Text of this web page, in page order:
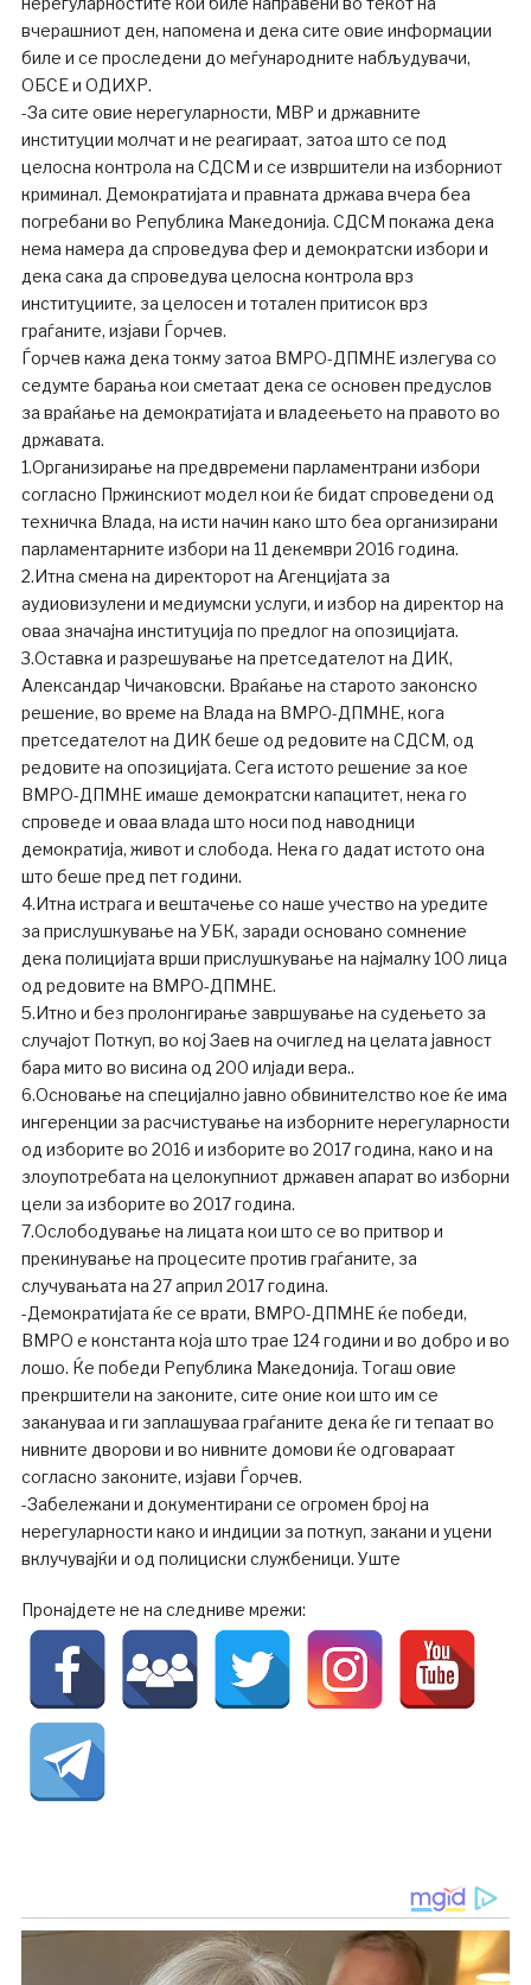
вчерашниот ден, напомена и дека сите овие информации
биле и се проследени до меѓународните набљудувачи,
ОБСЕ и ОДИХР.
-За сите овие нерегуларности, МВР и државните
институции молчат и не реагираат, затоа што се под
целосна контрола на СДСМ и се извршители на изборниот
криминал. Демократијата и правната држава вчера беа
погребани во Република Македонија. СДСМ покажа дека
нема намера да спроведува фер и демократски избори и
дека сака да спроведува целосна контрола врз
институциите, за целосен и тотален притисок врз
граѓаните, изјави Ѓорчев.
Ѓорчев кажа дека токму затоа ВМРО-ДПМНЕ излегува со
седумте барања кои сметаат дека се основен предуслов
за враќање на демократијата и владеењето на правото во
државата.
1.Организирање на предвремени парламентрани избори
согласно Пржинскиот модел кои ќе бидат спроведени од
техничка Влада, на исти начин како што беа организирани
парламентарните избори на 11 декември 2016 година.
2.Итна смена на директорот на Агенцијата за
аудиовизулени и медиумски услуги, и избор на директор на
оваа значајна институција по предлог на опозицијата.
3.Оставка и разрешување на претседателот на ДИК,
Александар Чичаковски. Враќање на старото законско
решение, во време на Влада на ВМРО-ДПМНЕ, кога
претседателот на ДИК беше од редовите на СДСМ, од
редовите на опозицијата. Сега истото решение за кое
ВМРО-ДПМНЕ имаше демократски капацитет, нека го
спроведе и оваа влада што носи под наводници
демократија, живот и слобода. Нека го дадат истото она
што беше пред пет години.
4.Итна истрага и вештачење со наше учество на уредите
за прислушкување на УБК, заради основано сомнение
дека полицијата врши прислушкување на најмалку 100 лица
од редовите на ВМРО-ДПМНЕ.
5.Итно и без пролонгирање завршување на судењето за
случајот Поткуп, во кој Заев на очиглед на целата јавност
бара мито во висина од 200 илјади вера..
6.Основање на специјално јавно обвинителство кое ќе има
ингеренции за расчистување на изборните нерегуларности
од изборите во 2016 и изборите во 2017 година, како и на
злоупотребата на целокупниот државен апарат во изборни
цели за изборите во 2017 година.
7.Ослободување на лицата кои што се во притвор и
прекинување на процесите против граѓаните, за
случувањата на 27 април 2017 година.
-Демократијата ќе се врати, ВМРО-ДПМНЕ ќе победи,
ВМРО е константа која што трае 124 години и во добро и во
лошо. Ќе победи Република Македонија. Тогаш овие
прекршители на законите, сите оние кои што им се
закануваа и ги заплашуваа граѓаните дека ќе ги тепаат во
нивните дворови и во нивните домови ќе одговараат
согласно законите, изјави Ѓорчев.
-Забележани и документирани се огромен број на
нерегуларности како и индиции за поткуп, закани и уцени
вклучувајќи и од полициски службеници. Уште
Пронајдете не на следниве мрежи: